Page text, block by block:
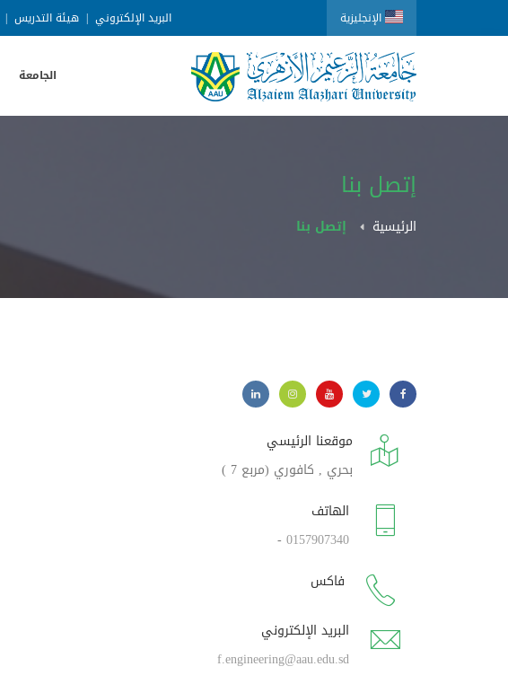
الإنجليزية البريد الإلكتروني | هيئة التدريس |
الجامعة
إتصل بنا
الرئيسية إتصل بنا
موقعنا الرئيسي
بحري , كافوري (مربع 7 )
الهاتف
0157907340
-
فاكس
البريد الإلكتروني
f.engineering@aau.edu.sd